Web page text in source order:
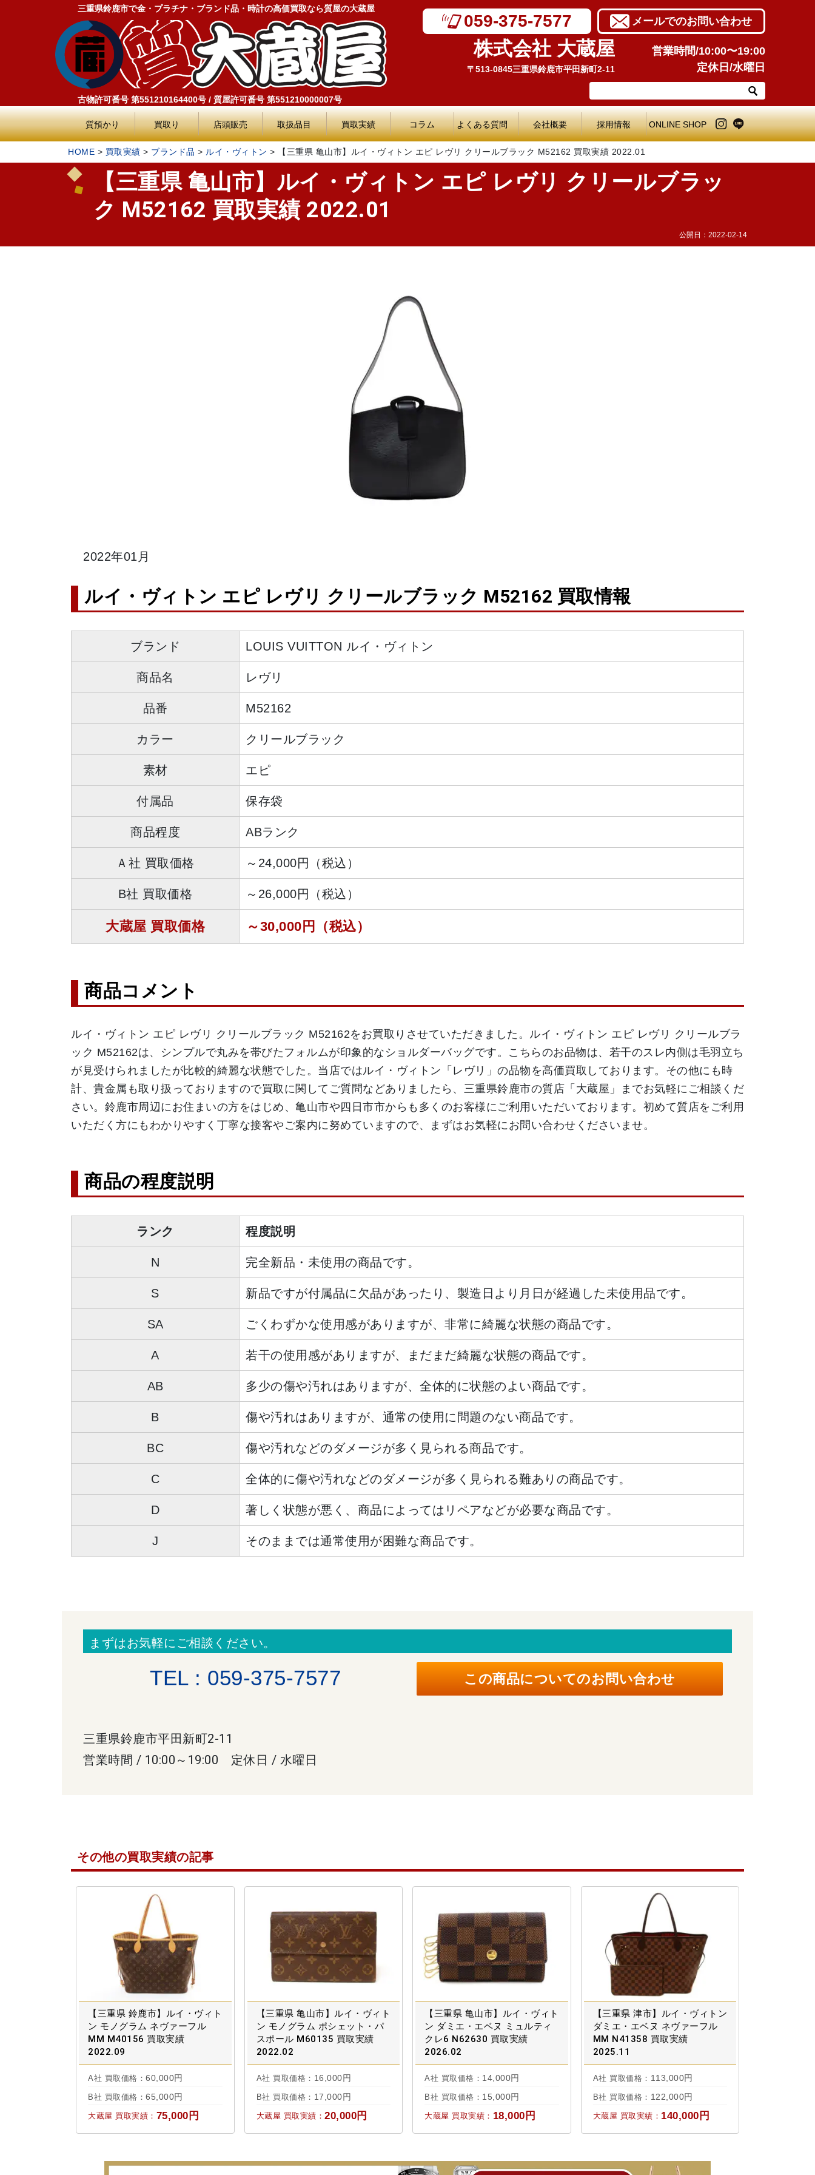
三重県鈴鹿市で金・プラチナ・ブランド品・時計の高価買取なら質屋の大蔵屋
古物許可番号 第551210164400号 / 質屋許可番号 第551210000007号
059-375-7577 メールでのお問い合わせ
株式会社 大蔵屋
〒513-0845三重県鈴鹿市平田新町2-11
営業時間/10:00〜19:00
定休日/水曜日
質預かり 買取り 店頭販売 取扱品目 買取実績 コラム よくある質問 会社概要 採用情報 ONLINE SHOP
HOME > 買取実績 > ブランド品 > ルイ・ヴィトン > 【三重県 亀山市】ルイ・ヴィトン エピ レヴリ クリールブラック M52162 買取実績 2022.01
【三重県 亀山市】ルイ・ヴィトン エピ レヴリ クリールブラッ
ク M52162 買取実績 2022.01
公開日： 2022-02-14
2022年01月
ルイ・ヴィトン エピ レヴリ クリールブラック M52162 買取情報
ブランド LOUIS VUITTON ルイ・ヴィトン
商品名 レヴリ
品番 M52162
カラー クリールブラック
素材 エピ
付属品 保存袋
商品程度 ABランク
Ａ社 買取価格 ～24,000円（税込）
B社 買取価格 ～26,000円（税込）
大蔵屋 買取価格 ～30,000円（税込）
商品コメント
ルイ・ヴィトン エピ レヴリ クリールブラック M52162をお買取りさせていただきました。ルイ・ヴィトン エピ レヴリ クリールブラ
ック M52162は、シンプルで丸みを帯びたフォルムが印象的なショルダーバッグです。こちらのお品物は、若干のスレ内側は毛羽立ち
が見受けられましたが比較的綺麗な状態でした。当店ではルイ・ヴィトン「レヴリ」の品物を高価買取しております。その他にも時
計、貴金属も取り扱っておりますので買取に関してご質問などありましたら、三重県鈴鹿市の質店「大蔵屋」までお気軽にご相談くだ
さい。鈴鹿市周辺にお住まいの方をはじめ、亀山市や四日市市からも多くのお客様にご利用いただいております。初めて質店をご利用
商品の程度説明
ランク 程度説明
N 完全新品・未使用の商品です。
S 新品ですが付属品に欠品があったり、製造日より月日が経過した未使用品です。
SA ごくわずかな使用感がありますが、非常に綺麗な状態の商品です。
A 若干の使用感がありますが、まだまだ綺麗な状態の商品です。
AB 多少の傷や汚れはありますが、全体的に状態のよい商品です。
B 傷や汚れはありますが、通常の使用に問題のない商品です。
BC 傷や汚れなどのダメージが多く見られる商品です。
C 全体的に傷や汚れなどのダメージが多く見られる難ありの商品です。
D 著しく状態が悪く、商品によってはリペアなどが必要な商品です。
J そのままでは通常使用が困難な商品です。
まずはお気軽にご相談ください。
TEL : 059-375-7577 この商品についてのお問い合わせ
三重県鈴鹿市平田新町2-11
営業時間 / 10:00～19:00 定休日 / 水曜日
その他の買取実績の記事
【三重県 鈴鹿市】ルイ・ヴィト
ン モノグラム ネヴァーフル
MM M40156 買取実績
2022.09
A社 買取価格： 60,000円
B社 買取価格： 65,000円
大蔵屋 買取実績： 75,000円
【三重県 亀山市】ルイ・ヴィト
ン モノグラム ポシェット・パ
スポール M60135 買取実績
2022.02
A社 買取価格： 16,000円
B社 買取価格： 17,000円
大蔵屋 買取実績： 20,000円
【三重県 亀山市】ルイ・ヴィト
ン ダミエ・エベヌ ミュルティ
クレ6 N62630 買取実績
2026.02
A社 買取価格： 14,000円
B社 買取価格： 15,000円
大蔵屋 買取実績： 18,000円
【三重県 津市】ルイ・ヴィトン
ダミエ・エベヌ ネヴァーフル
MM N41358 買取実績
2025.11
A社 買取価格： 113,000円
B社 買取価格： 122,000円
大蔵屋 買取実績： 140,000円